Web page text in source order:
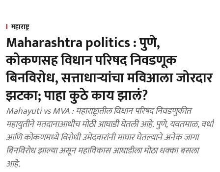
महाराष्ट्र
Maharashtra politics : पुणे,
कोकणसह विधान परिषद निवडणूक
बिनविरोध, सत्ताधाऱ्यांचा मविआला जोरदार
झटका; पाहा कुठे काय झालं?
Mahayuti vs MVA : महाराष्ट्रातील विधान परिषद निवडणुकीत
महायुतीने मतदानाआधीच मोठी आघाडी घेतली आहे. पुणे, यवतमाळ, वर्धा
आणि कोकणमध्ये विरोधी उमेदवारांनी माघार घेतल्याने अनेक जागा
बिनविरोध झाल्या असून महाविकास आघाडीला मोठा धक्का बसला
आहे.